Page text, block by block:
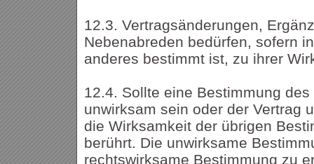
12.3. Vertragsänderungen,
Nebenabreden bedürfen, sofern
anderes bestimmt ist, zu ihrer
12.4. Sollte eine Bestimmung
unwirksam sein oder der Vertrag
die Wirksamkeit der übrigen
berührt. Die unwirksame
rechtswirksame Bestimmung zu